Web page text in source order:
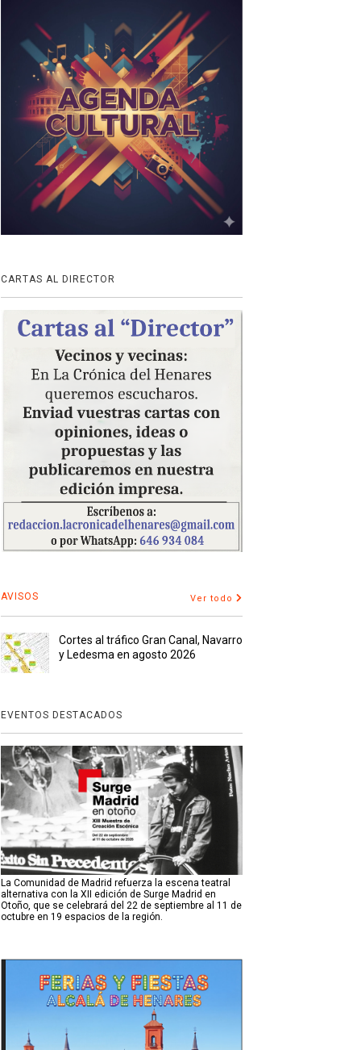
CARTAS AL DIRECTOR
AVISOS Ver todo
Cortes al tráfico Gran Canal, Navarro
y Ledesma en agosto 2026
EVENTOS DESTACADOS
La Comunidad de Madrid refuerza la escena teatral
alternativa con la XII edición de Surge Madrid en
Otoño, que se celebrará del 22 de septiembre al 11 de
octubre en 19 espacios de la región.